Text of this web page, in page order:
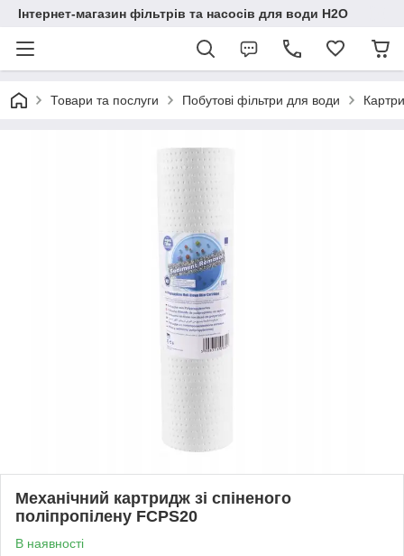
Інтернет-магазин фільтрів та насосів для води H2O
Товари та послуги Побутові фільтри для води
Механічний картридж зі спіненого
поліпропілену FCPS20
В наявності